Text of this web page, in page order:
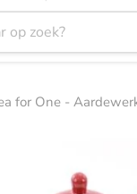
for One -